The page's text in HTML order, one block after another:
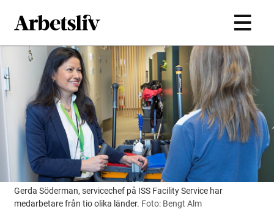
Hoppa till huvudinnehållet
Gerda Söderman, servicechef på ISS Facility Service har
medarbetare från tio olika länder. Foto: Bengt Alm